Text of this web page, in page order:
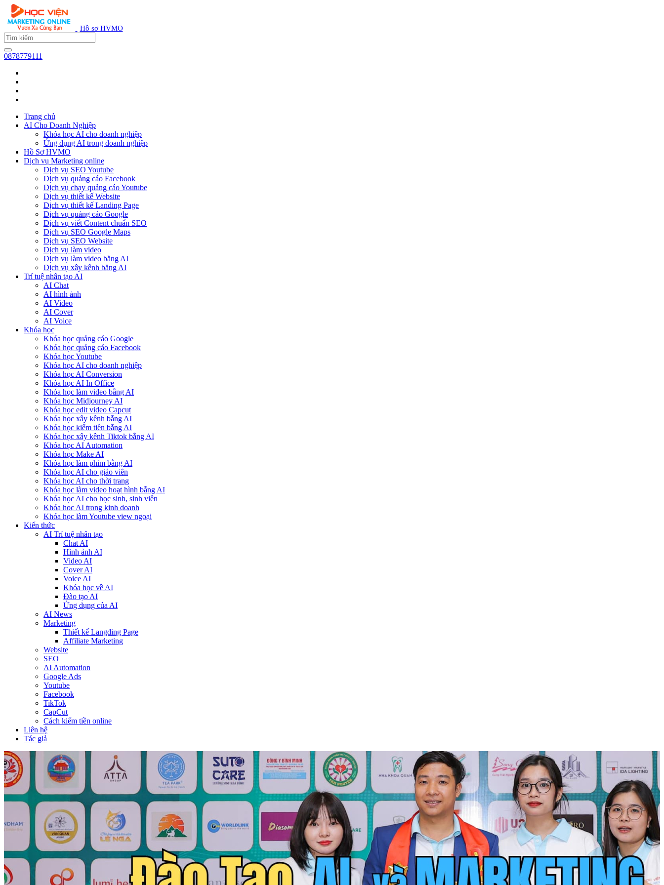
Hồ sơ HVMO
0878779111
Trang chủ
AI Cho Doanh Nghiệp
Khóa học AI cho doanh nghiệp
Ứng dụng AI trong doanh nghiệp
Hồ Sơ HVMO
Dịch vụ Marketing online
Dịch vụ SEO Youtube
Dịch vụ quảng cáo Facebook
Dịch vụ chạy quảng cáo Youtube
Dịch vụ thiết kế Website
Dịch vụ thiết kế Landing Page
Dịch vụ quảng cáo Google
Dịch vụ viết Content chuẩn SEO
Dịch vụ SEO Google Maps
Dịch vụ SEO Website
Dịch vụ làm video
Dịch vụ làm video bằng AI
Dịch vụ xây kênh bằng AI
Trí tuệ nhân tạo AI
AI Chat
AI hình ảnh
AI Video
AI Cover
AI Voice
Khóa học
Khóa học quảng cáo Google
Khóa học quảng cáo Facebook
Khóa học Youtube
Khóa học AI cho doanh nghiệp
Khóa học AI Conversion
Khóa học AI In Office
Khóa học làm video bằng AI
Khóa học Midjourney AI
Khóa học edit video Capcut
Khóa học xây kênh bằng AI
Khóa học kiếm tiền bằng AI
Khóa học xây kênh Tiktok bằng AI
Khóa học AI Automation
Khóa học Make AI
Khóa học làm phim bằng AI
Khóa học AI cho giáo viên
Khóa học AI cho thời trang
Khóa học làm video hoạt hình bằng AI
Khóa học AI cho học sinh, sinh viên
Khóa hoc AI trong kinh doanh
Khóa học làm Youtube view ngoại
Kiến thức
AI Trí tuệ nhân tạo
Chat AI
Hình ảnh AI
Video AI
Cover AI
Voice AI
Khóa học về AI
Đào tạo AI
Ứng dụng của AI
AI News
Marketing
Thiết kế Langding Page
Affiliate Marketing
Website
SEO
AI Automation
Google Ads
Youtube
Facebook
TikTok
CapCut
Cách kiếm tiền online
Liên hệ
Tác giả